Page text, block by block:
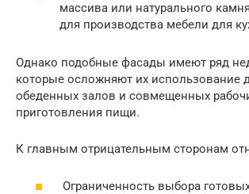
массива или натурального
для производства мебели для
Однако подобные фасады имеют ряд
которые осложняют их использование
обеденных залов и совмещенных
приготовления пищи.
К главным отрицательным сторонам
Ограниченность выбора